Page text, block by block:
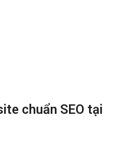
chuẩn SEO tại